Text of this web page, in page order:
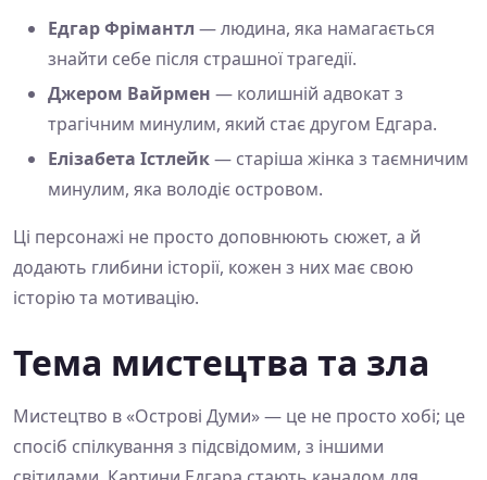
Едгар Фрімантл — людина, яка намагається
знайти себе після страшної трагедії.
Джером Вайрмен — колишній адвокат з
трагічним минулим, який стає другом Едгара.
Елізабета Істлейк— старіша жінка з таємничим
минулим, яка володіє островом.
Ці персонажі не просто доповнюють сюжет, а й
додають глибини історії, кожен з них має свою
історію та мотивацію.
Тема мистецтва та зла
Мистецтво в «Острові Думи» — це не просто хобі; це
спосіб спілкування з підсвідомим, з іншими